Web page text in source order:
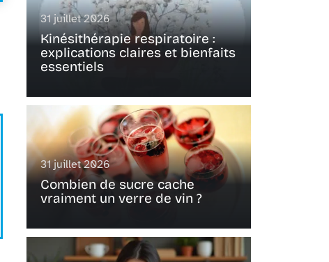
31 juillet 2026
Kinésithérapie respiratoire :
explications claires et bienfaits
essentiels
31 juillet 2026
Combien de sucre cache
vraiment un verre de vin ?